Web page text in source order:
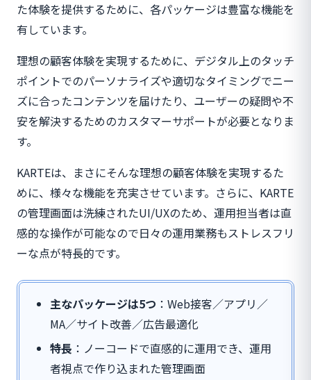
た体験を提供するために、各パッケージは豊富な機能を
有しています。
理想の顧客体験を実現するために、デジタル上のタッチ
ポイントでのパーソナライズや適切なタイミングでニー
ズに合ったコンテンツを届けたり、ユーザーの疑問や不
安を解決するためのカスタマーサポートが必要となりま
す。
KARTEは、まさにそんな理想の顧客体験を実現するた
めに、様々な機能を充実させています。さらに、KARTE
の管理画面は洗練されたUI/UXのため、運用担当者は直
感的な操作が可能なので日々の運用業務もストレスフリ
ーな点が特長的です。
主なパッケージは5つ ：Web接客／アプリ／
MA／サイト改善／広告最適化
特長 ：ノーコードで直感的に運用でき、運用
者視点で作り込まれた管理画面